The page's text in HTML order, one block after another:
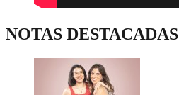
NOTAS DESTACADAS